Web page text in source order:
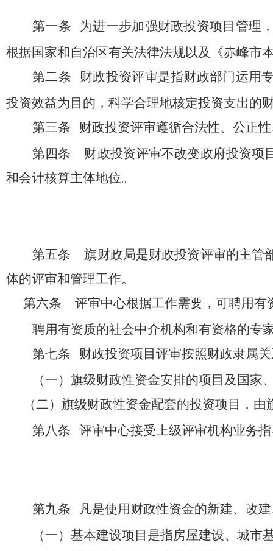
第一条
为进一步加强财政投资项目管理
根据国家和自治区有关法律法规以及《赤峰市
第二条
财政投资评审是指财政部门运用
投资效益为目的，科学合理地核定投资支出的
第三条
财政投资评审遵循合法性、公正
第四条
财政投资评审不改变政府投资项
和会计核算主体地位。
第五条
旗财政局是财政投资评审的主管
体的评审和管理工作。
第六条
评审中心根据工作需要，可聘用
聘用有资质的社会中介机构和有资格的专
第七条
财政投资项目评审按照财政隶属
（一）旗级财政性资金安排的项目及国
（二）旗级财政性资金配套的投资项目，
第八条
评审中心接受上级评审机构业务
第九条
凡是使用财政性资金的新建、改
（一）基本建设项目是指房屋建设、城